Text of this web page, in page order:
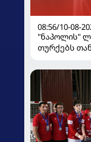
08:56/10-08-
"ნაპოლის"
თურქებს